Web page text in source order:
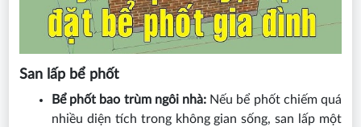
San lấp bể phốt
Bể phốt bao trùm ngôi nhà: Nếu bể phốt chiếm quá
nhiều diện tích trong không gian sống, san lấp một